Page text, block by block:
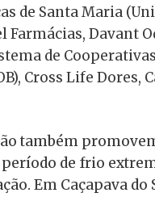
de Santa Maria
Farmácias, Davant
de
Cross Life Dores,
também
de frio
Em Caçapava do